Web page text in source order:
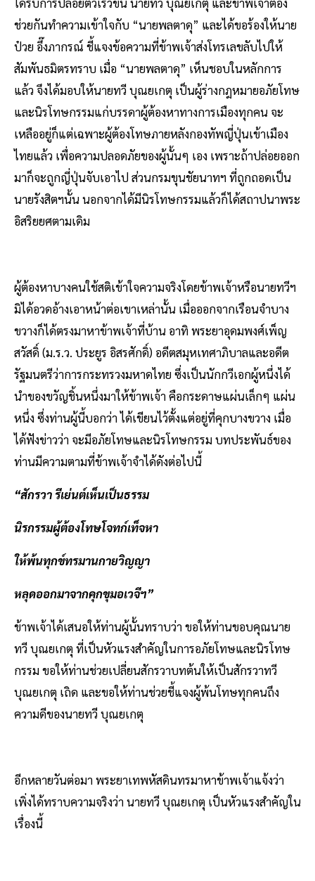
ช่วยกันทำความเข้าใจกับ “นายพลตาดุ” และได้ขอร้องให้นาย
ป๋วย อึ๊งภากรณ์ ชี้แจงข้อความที่ข้าพเจ้าส่งโทรเลขลับไปให้
สัมพันธมิตรทราบ เมื่อ “นายพลตาดุ” เห็นชอบในหลักการ
แล้ว จึงได้มอบให้นายทวี บุณยเกตุ เป็นผู้ร่างกฎหมายอภัยโทษ
และนิรโทษกรรมแก่บรรดาผู้ต้องหาทางการเมืองทุกคน จะ
เหลืออยู่ก็แต่เฉพาะผู้ต้องโทษภายหลังกองทัพญี่ปุ่นเข้าเมือง
ไทยแล้ว เพื่อความปลอดภัยของผู้นั้นๆ เอง เพราะถ้าปล่อยออก
มาก็จะถูกญี่ปุ่นจับเอาไป ส่วนกรมขุนชัยนาทฯ ที่ถูกถอดเป็น
นายรังสิตฯนั้น นอกจากได้มีนิรโทษกรรมแล้วก็ได้สถาปนาพระ
อิสริยยศตามเดิม
ผู้ต้องหาบางคนใช้สติเข้าใจความจริงโดยข้าพเจ้าหรือนายทวีฯ
มิได้อวดอ้างเอาหน้าต่อเขาเหล่านั้น เมื่อออกจากเรือนจำบาง
ขวางก็ได้ตรงมาหาข้าพเจ้าที่บ้าน อาทิ พระยาอุดมพงศ์เพ็ญ
สวัสดิ์ (ม.ร.ว. ประยูร อิสรศักดิ์) อดีตสมุหเทศาภิบาลและอดีต
รัฐมนตรีว่าการกระทรวงมหาดไทย ซึ่งเป็นนักกวีเอกผู้หนึ่งได้
นำของขวัญชิ้นหนึ่งมาให้ข้าพเจ้า คือกระดาษแผ่นเล็กๆ แผ่น
หนึ่ง ซึ่งท่านผู้นี้บอกว่า ได้เขียนไว้ตั้งแต่อยู่ที่คุกบางขวาง เมื่อ
ได้ฟังข่าวว่า จะมีอภัยโทษและนิรโทษกรรม บทประพันธ์ของ
ท่านมีความตามที่ข้าพเจ้าจำได้ดังต่อไปนี้
“สักรวา รีเย่นต์เห็นเป็นธรรม
นิรกรรมผู้ต้องโทษโจทก์เท็จหา
ให้พ้นทุกข์ทรมานกายวิญญา
หลุดออกมาจากคุกขุมอเวจีฯ”
ข้าพเจ้าได้เสนอให้ท่านผู้นั้นทราบว่า ขอให้ท่านขอบคุณนาย
ทวี บุณยเกตุ ที่เป็นหัวแรงสำคัญในการอภัยโทษและนิรโทษ
กรรม ขอให้ท่านช่วยเปลี่ยนสักรวาบทต้นให้เป็นสักรวาทวี
บุณยเกตุ เถิด และขอให้ท่านช่วยชี้แจงผู้พ้นโทษทุกคนถึง
ความดีของนายทวี บุณยเกตุ
อีกหลายวันต่อมา พระยาเทพหัสดินทรมาหาข้าพเจ้าแจ้งว่า
เพิ่งได้ทราบความจริงว่า นายทวี บุณยเกตุ เป็นหัวแรงสำคัญใน
เรื่องนี้